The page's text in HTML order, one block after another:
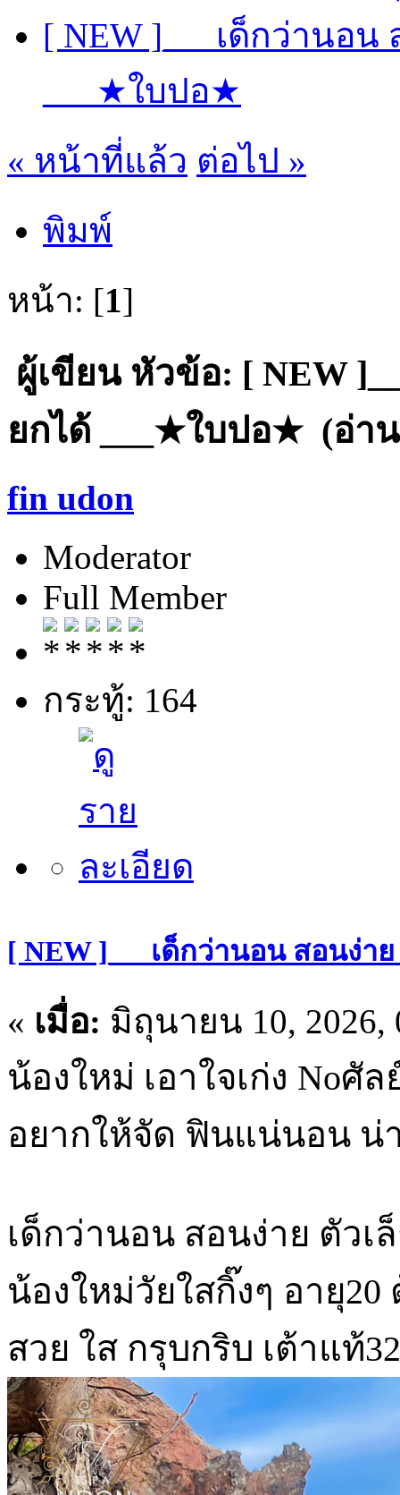
[ NEW ]___เด็กว่านอน
___★ใบปอ★
« หน้าที่แล้ว ต่อไป »
พิมพ์
หน้า: [1]
ผู้เขียนหัวข้อ: [ NEW
ยกได้ ___★ใบปอ★ (อ่าน
fin udon
Moderator
Full Member
กระทู้: 164
[ NEW ]___เด็กว่านอน สอนง่
« เมื่อ: มิถุนายน 10, 2026,
น้องใหม่ เอาใจเก่ง Noศัล
อยากให้จัด ฟินแน่นอน น่
เด็กว่านอน สอนง่าย ตัวเ
น้องใหม่วัยใสกิ๊งๆ อายุ20
สวย ใส กรุบกริบ เต้าแท้32